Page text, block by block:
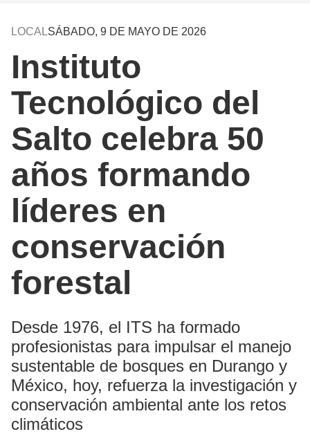
LOCALSÁBADO, 9 DE MAYO DE 2026
Instituto
Tecnológico del
Salto celebra 50
años formando
líderes en
conservación
forestal
Desde 1976, el ITS ha formado
profesionistas para impulsar el manejo
sustentable de bosques en Durango y
México, hoy, refuerza la investigación y
conservación ambiental ante los retos
climáticos